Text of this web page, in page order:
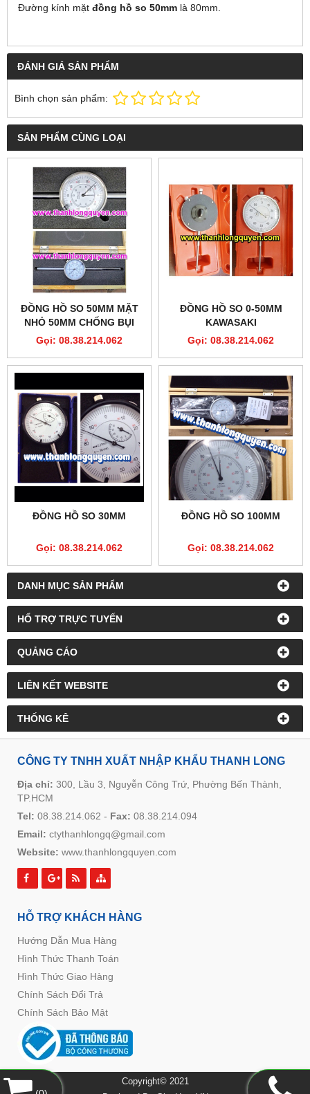
DANH MỤC SẢN PHẨM
HỔ TRỢ TRỰC TUYẾN
QUẢNG CÁO
LIÊN KẾT WEBSITE
THỐNG KÊ
Đường kính mặt đồng hồ so 50mm là 80mm.
ĐÁNH GIÁ SẢN PHẨM
Bình chọn sản phẩm:
SẢN PHẨM CÙNG LOẠI
ĐỒNG HỒ SO 50MM MẶT
NHỎ 50MM CHỐNG BỤI
Gọi: 08.38.214.062
ĐỒNG HỒ SO 0-50MM
KAWASAKI
Gọi: 08.38.214.062
ĐỒNG HỒ SO 30MM
Gọi: 08.38.214.062
ĐỒNG HỒ SO 100MM
Gọi: 08.38.214.062
CÔNG TY TNHH XUẤT NHẬP KHẨU THANH LONG
Địa chỉ: 300, Lầu 3, Nguyễn Công Trứ, Phường Bến Thành,
TP.HCM
Tel: 08.38.214.062 - Fax: 08.38.214.094
Email: ctythanhlongq@gmail.com
Website: www.thanhlongquyen.com
HỖ TRỢ KHÁCH HÀNG
Hướng Dẫn Mua Hàng
Hình Thức Thanh Toán
Hình Thức Giao Hàng
Chính Sách Đổi Trả
Chính Sách Bảo Mật
Copyright© 2021